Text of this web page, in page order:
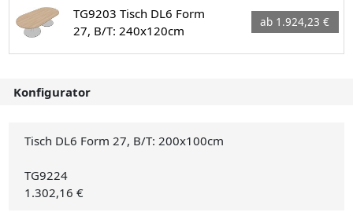
TG9203 Tisch DL6 Form
27, B/T: 240x120cm
ab 1.924,23 €
Konfigurator
Tisch DL6 Form 27, B/T: 200x100cm
TG9224
1.302,16 €